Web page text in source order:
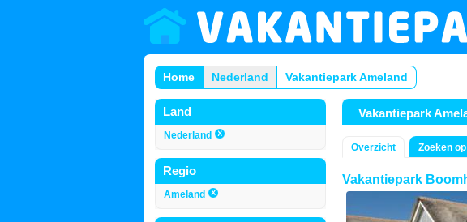
Home Nederland Vakantiepark Ameland
Land
Nederland
Regio
Ameland
Vakantiepark
Overzicht Zoeken
Vakantiepark